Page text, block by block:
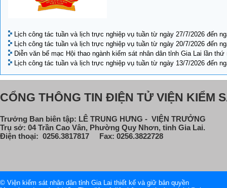
Lịch công tác tuần và lịch trực nghiệp vụ tuần từ ngày 27/7/2026 đến
Lịch công tác tuần và lịch trực nghiệp vụ tuần từ ngày 20/7/2026 đến
Diễn văn bế mạc Hội thao ngành kiểm sát nhân dân tỉnh Gia Lai lần thứ
Lịch công tác tuần và lịch trực nghiệp vụ tuần từ ngày 13/7/2026 đến
CỔNG THÔNG TIN ĐIỆN TỬ VIỆN KIỂM
Trưởng Ban biên tập: LÊ TRUNG HƯNG - VIỆN TRƯỞNG
Trụ sở: 04 Trần Cao Vân, Phường Quy Nhơn, tỉnh Gia Lai.
Điện thoại: 0256.3817817 Fax: 0256.3822728
© Viện kiểm sát nhân dân tỉnh Gia Lai thiết kế và giữ bản quyền